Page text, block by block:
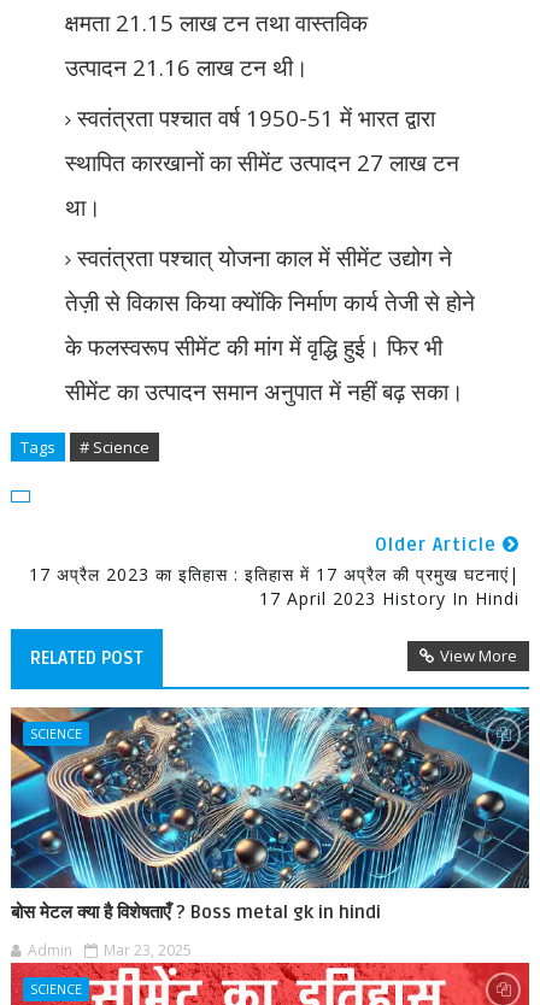
क्षमता 21.15 लाख टन तथा वास्तविक
उत्पादन 21.16 लाख टन थी।
स्वतंत्रता पश्चात वर्ष 1950-51 में भारत द्वारा
स्थापित कारखानों का सीमेंट उत्पादन 27 लाख टन
था।
स्वतंत्रता पश्चात् योजना काल में सीमेंट उद्योग ने
तेज़ी से विकास किया क्योंकि निर्माण कार्य तेजी से होने
के फलस्वरूप सीमेंट की मांग में वृद्धि हुई। फिर भी
सीमेंट का उत्पादन समान अनुपात में नहीं बढ़ सका।
Tags # Science
Older Article
17 अप्रैल 2023 का इतिहास : इतिहास में 17 अप्रैल की प्रमुख घटनाएं|
17 April 2023 History In Hindi
RELATED POST View More
SCIENCE
बोस मेटल क्या है विशेषताएँ ? Boss metal gk in hindi
Admin Mar 23, 2025
SCIENCE